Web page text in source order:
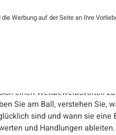
Entscheidungskompetenz
sind nicht mehr das Land der
– zumindest sollten wir
immerhin 62 % der
Ich kann alle
lassen Sie Ihrem Spieltrieb
einen Wettbewerbsvorteil
Sie am Ball, verstehen Sie,
sind und wann sie eine
und Handlungen
Werbung auf der Seite an Ihre